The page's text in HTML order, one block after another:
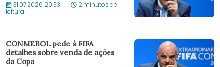
31.07.2026 20:53 2 minutos de
leitura
CONMEBOL pede à FIFA
detalhes sobre venda de ações
da Copa